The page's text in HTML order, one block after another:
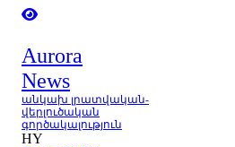
Aurora
News
անկախ լրատվական-
վերլուծական
գործակալություն
HY